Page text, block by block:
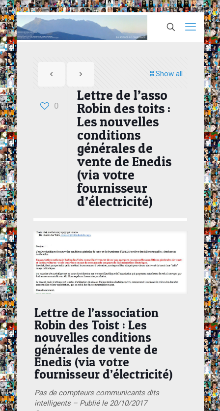
Show all
0
Lettre de l’asso
Robin des toits :
Les nouvelles
conditions
générales de
vente de Enedis
(via votre
fournisseur
d’électricité)
Lettre de l’association
Robin des Toist : Les
nouvelles conditions
générales de vente de
Enedis (via votre
fournisseur d’électricité)
Pas de compteurs communicants dits
intelligents – Publié le 20/10/2017